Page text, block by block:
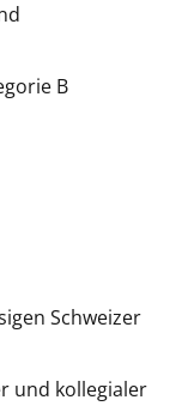
B
Schweizer
und kollegialer